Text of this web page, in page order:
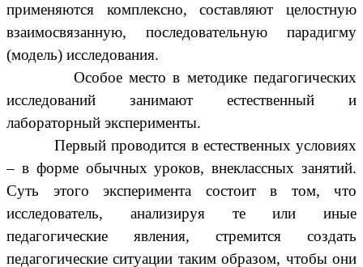
применяются комплексно, составляют целостную
взаимосвязанную, последовательную парадигму
(модель) исследования.
Особое место в методике педагогических
исследований занимают естественный и
лабораторный эксперименты.
Первый проводится в естественных условиях
– в форме обычных уроков, внеклассных занятий.
Суть этого эксперимента состоит в том, что
исследователь, анализируя те или иные
педагогические явления, стремится создать
педагогические ситуации таким образом, чтобы они